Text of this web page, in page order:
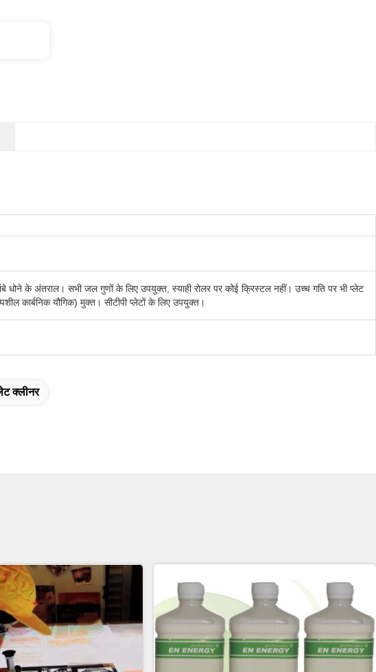
के अंतराल। सभी जल गुणों के लिए उपयुक्त, स्याही रोलर पर कोई क्रिस्टल नहीं। उच्च गति पर भी प्लेट
कार्बनिक यौगिक) मुक्त। सीटीपी प्लेटों के लिए उपयुक्त।
क्लीनर